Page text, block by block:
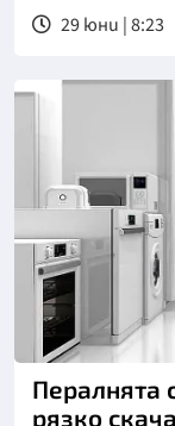
29 юни | 8:23
Пералнята
рязко скача